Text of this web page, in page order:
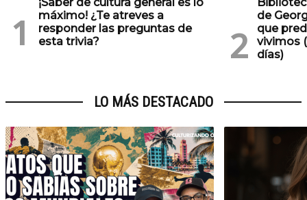
máximo! ¿Te atreves a
responder las preguntas de
esta trivia?
de
que
vivimos
días)
LO MÁS DESTACADO